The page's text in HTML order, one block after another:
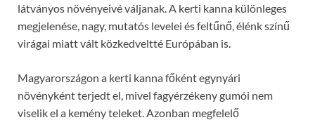
látványos növényeivé váljanak. A kerti kanna különleges
megjelenése, nagy, mutatós levelei és feltűnő, élénk színű
virágai miatt vált közkedveltté Európában is.
Magyarországon a kerti kanna főként egynyári
növényként terjedt el, mivel fagyérzékeny gumói nem
viselik el a kemény teleket. Azonban megfelelő